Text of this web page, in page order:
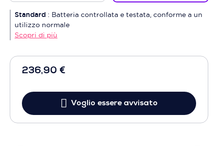
236,90 €
Voglio essere avvisato
Standard : Batteria controllata e testata, conforme a un
utilizzo normale
Scopri di più